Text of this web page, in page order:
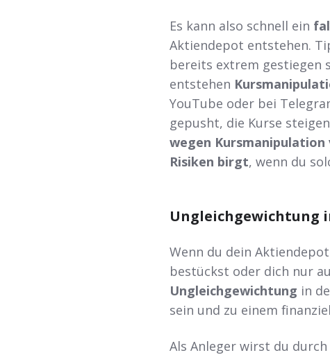
Es kann also schnell ein
Aktiendepot entstehen.
bereits extrem gestiegen
entstehen
YouTube oder bei
gepusht, die Kurse
wegen
Risiken birgt, wenn du
Ungleichgewichtung
Wenn du dein
bestückst oder dich nur
Ungleichgewichtung in
sein und zu einem
Als Anleger wirst du